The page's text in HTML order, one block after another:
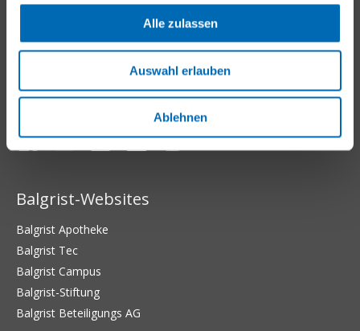
Alle zulassen
Auswahl erlauben
Ablehnen
E-Mail
Aussenstandorte
Balgrist-Websites
Balgrist Apotheke
Balgrist Tec
Balgrist Campus
Balgrist-Stiftung
Balgrist Beteiligungs AG